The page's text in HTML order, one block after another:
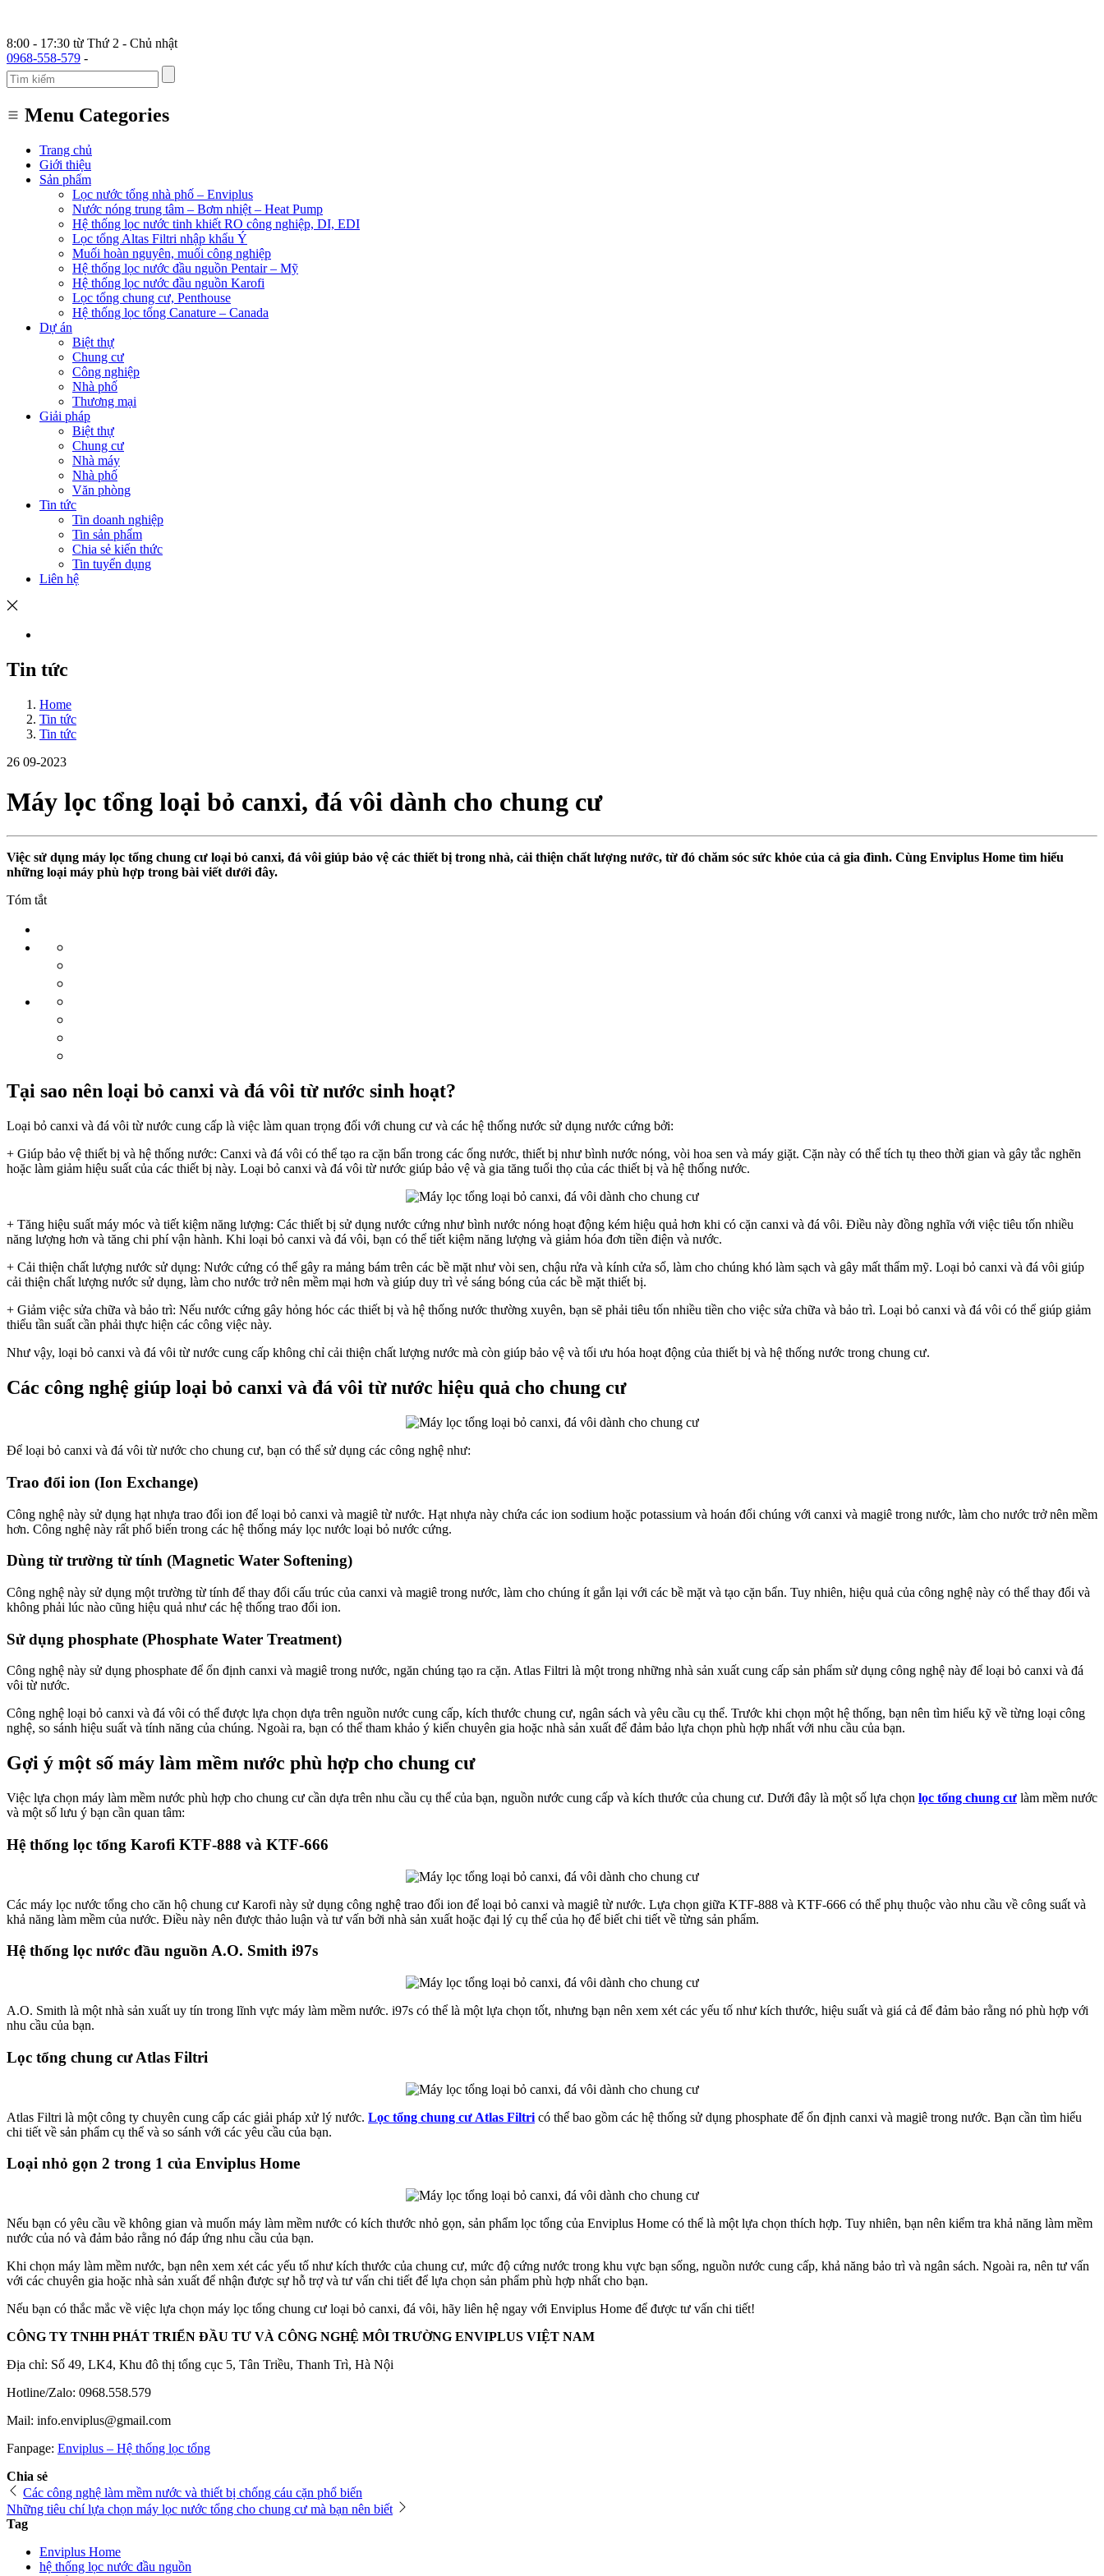
8:00 - 17:30 từ Thứ 2 - Chủ nhật
0968-558-579 -
Menu Categories
Trang chủ
Giới thiệu
Sản phẩm
Lọc nước tổng nhà phố – Enviplus
Nước nóng trung tâm – Bơm nhiệt – Heat Pump
Hệ thống lọc nước tinh khiết RO công nghiệp, DI, EDI
Lọc tổng Altas Filtri nhập khẩu Ý
Muối hoàn nguyên, muối công nghiệp
Hệ thống lọc nước đầu nguồn Pentair – Mỹ
Hệ thống lọc nước đầu nguồn Karofi
Lọc tổng chung cư, Penthouse
Hệ thống lọc tổng Canature – Canada
Dự án
Biệt thự
Chung cư
Công nghiệp
Nhà phố
Thương mại
Giải pháp
Biệt thự
Chung cư
Nhà máy
Nhà phố
Văn phòng
Tin tức
Tin doanh nghiệp
Tin sản phẩm
Chia sẻ kiến thức
Tin tuyển dụng
Liên hệ
Tin tức
Home
Tin tức
Tin tức
26 09-2023
Máy lọc tổng loại bỏ canxi, đá vôi dành cho chung cư
Việc sử dụng máy lọc tổng chung cư loại bỏ canxi, đá vôi giúp bảo vệ các thiết bị trong nhà, cải thiện chất lượng nước, từ đó chăm sóc sức khỏe của cả gia đình. Cùng Enviplus Home tìm hiểu
những loại máy phù hợp trong bài viết dưới đây.
Tóm tắt
Tại sao nên loại bỏ canxi và đá vôi từ nước sinh hoạt?
Loại bỏ canxi và đá vôi từ nước cung cấp là việc làm quan trọng đối với chung cư và các hệ thống nước sử dụng nước cứng bởi:
+ Giúp bảo vệ thiết bị và hệ thống nước: Canxi và đá vôi có thể tạo ra cặn bẩn trong các ống nước, thiết bị như bình nước nóng, vòi hoa sen và máy giặt. Cặn này có thể tích tụ theo thời gian và gây tắc nghẽn
hoặc làm giảm hiệu suất của các thiết bị này. Loại bỏ canxi và đá vôi từ nước giúp bảo vệ và gia tăng tuổi thọ của các thiết bị và hệ thống nước.
+ Tăng hiệu suất máy móc và tiết kiệm năng lượng: Các thiết bị sử dụng nước cứng như bình nước nóng hoạt động kém hiệu quả hơn khi có cặn canxi và đá vôi. Điều này đồng nghĩa với việc tiêu tốn nhiều
năng lượng hơn và tăng chi phí vận hành. Khi loại bỏ canxi và đá vôi, bạn có thể tiết kiệm năng lượng và giảm hóa đơn tiền điện và nước.
+ Cải thiện chất lượng nước sử dụng: Nước cứng có thể gây ra mảng bám trên các bề mặt như vòi sen, chậu rửa và kính cửa sổ, làm cho chúng khó làm sạch và gây mất thẩm mỹ. Loại bỏ canxi và đá vôi giúp
cải thiện chất lượng nước sử dụng, làm cho nước trở nên mềm mại hơn và giúp duy trì vẻ sáng bóng của các bề mặt thiết bị.
+ Giảm việc sửa chữa và bảo trì: Nếu nước cứng gây hỏng hóc các thiết bị và hệ thống nước thường xuyên, bạn sẽ phải tiêu tốn nhiều tiền cho việc sửa chữa và bảo trì. Loại bỏ canxi và đá vôi có thể giúp giảm
thiểu tần suất cần phải thực hiện các công việc này.
Như vậy, loại bỏ canxi và đá vôi từ nước cung cấp không chỉ cải thiện chất lượng nước mà còn giúp bảo vệ và tối ưu hóa hoạt động của thiết bị và hệ thống nước trong chung cư.
Các công nghệ giúp loại bỏ canxi và đá vôi từ nước hiệu quả cho chung cư
Để loại bỏ canxi và đá vôi từ nước cho chung cư, bạn có thể sử dụng các công nghệ như:
Trao đổi ion (Ion Exchange)
Công nghệ này sử dụng hạt nhựa trao đổi ion để loại bỏ canxi và magiê từ nước. Hạt nhựa này chứa các ion sodium hoặc potassium và hoán đổi chúng với canxi và magiê trong nước, làm cho nước trở nên mềm
hơn. Công nghệ này rất phổ biến trong các hệ thống máy lọc nước loại bỏ nước cứng.
Dùng từ trường từ tính (Magnetic Water Softening)
Công nghệ này sử dụng một trường từ tính để thay đổi cấu trúc của canxi và magiê trong nước, làm cho chúng ít gắn lại với các bề mặt và tạo cặn bẩn. Tuy nhiên, hiệu quả của công nghệ này có thể thay đổi và
không phải lúc nào cũng hiệu quả như các hệ thống trao đổi ion.
Sử dụng phosphate (Phosphate Water Treatment)
Công nghệ này sử dụng phosphate để ổn định canxi và magiê trong nước, ngăn chúng tạo ra cặn. Atlas Filtri là một trong những nhà sản xuất cung cấp sản phẩm sử dụng công nghệ này để loại bỏ canxi và đá
vôi từ nước.
Công nghệ loại bỏ canxi và đá vôi có thể được lựa chọn dựa trên nguồn nước cung cấp, kích thước chung cư, ngân sách và yêu cầu cụ thể. Trước khi chọn một hệ thống, bạn nên tìm hiểu kỹ về từng loại công
nghệ, so sánh hiệu suất và tính năng của chúng. Ngoài ra, bạn có thể tham khảo ý kiến chuyên gia hoặc nhà sản xuất để đảm bảo lựa chọn phù hợp nhất với nhu cầu của bạn.
Gợi ý một số máy làm mềm nước phù hợp cho chung cư
Việc lựa chọn máy làm mềm nước phù hợp cho chung cư cần dựa trên nhu cầu cụ thể của bạn, nguồn nước cung cấp và kích thước của chung cư. Dưới đây là một số lựa chọn lọc tổng chung cư làm mềm nước
và một số lưu ý bạn cần quan tâm:
Hệ thống lọc tổng Karofi KTF-888 và KTF-666
Các máy lọc nước tổng cho căn hộ chung cư Karofi này sử dụng công nghệ trao đổi ion để loại bỏ canxi và magiê từ nước. Lựa chọn giữa KTF-888 và KTF-666 có thể phụ thuộc vào nhu cầu về công suất và
khả năng làm mềm của nước. Điều này nên được thảo luận và tư vấn bởi nhà sản xuất hoặc đại lý cụ thể của họ để biết chi tiết về từng sản phẩm.
Hệ thống lọc nước đầu nguồn A.O. Smith i97s
A.O. Smith là một nhà sản xuất uy tín trong lĩnh vực máy làm mềm nước. i97s có thể là một lựa chọn tốt, nhưng bạn nên xem xét các yếu tố như kích thước, hiệu suất và giá cả để đảm bảo rằng nó phù hợp với
nhu cầu của bạn.
Lọc tổng chung cư Atlas Filtri
Atlas Filtri là một công ty chuyên cung cấp các giải pháp xử lý nước. Lọc tổng chung cư Atlas Filtri có thể bao gồm các hệ thống sử dụng phosphate để ổn định canxi và magiê trong nước. Bạn cần tìm hiểu
chi tiết về sản phẩm cụ thể và so sánh với các yêu cầu của bạn.
Loại nhỏ gọn 2 trong 1 của Enviplus Home
Nếu bạn có yêu cầu về không gian và muốn máy làm mềm nước có kích thước nhỏ gọn, sản phẩm lọc tổng của Enviplus Home có thể là một lựa chọn thích hợp. Tuy nhiên, bạn nên kiểm tra khả năng làm mềm
nước của nó và đảm bảo rằng nó đáp ứng nhu cầu của bạn.
Khi chọn máy làm mềm nước, bạn nên xem xét các yếu tố như kích thước của chung cư, mức độ cứng nước trong khu vực bạn sống, nguồn nước cung cấp, khả năng bảo trì và ngân sách. Ngoài ra, nên tư vấn
với các chuyên gia hoặc nhà sản xuất để nhận được sự hỗ trợ và tư vấn chi tiết để lựa chọn sản phẩm phù hợp nhất cho bạn.
Nếu bạn có thắc mắc về việc lựa chọn máy lọc tổng chung cư loại bỏ canxi, đá vôi, hãy liên hệ ngay với Enviplus Home để được tư vấn chi tiết!
CÔNG TY TNHH PHÁT TRIỂN ĐẦU TƯ VÀ CÔNG NGHỆ MÔI TRƯỜNG ENVIPLUS VIỆT NAM
Địa chỉ: Số 49, LK4, Khu đô thị tổng cục 5, Tân Triều, Thanh Trì, Hà Nội
Hotline/Zalo: 0968.558.579
Mail: info.enviplus@gmail.com
Fanpage: Enviplus – Hệ thống lọc tổng
Chia sẻ
Các công nghệ làm mềm nước và thiết bị chống cáu cặn phổ biến
Những tiêu chí lựa chọn máy lọc nước tổng cho chung cư mà bạn nên biết
Tag
Enviplus Home
hệ thống lọc nước đầu nguồn